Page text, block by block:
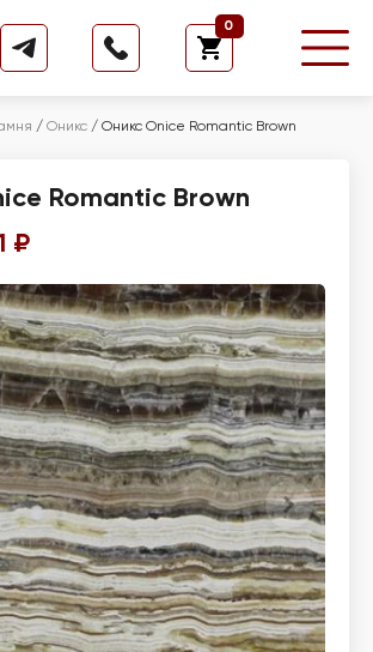
0
/ Оникс / Оникс Onice Romantic Brown
Romantic Brown
₽